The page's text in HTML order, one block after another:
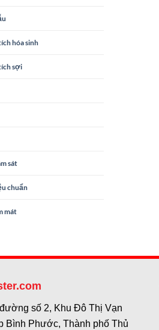
hóa sinh
sợi
sát
chuẩn
mát
số 2, Khu Đô Thị Vạn
Bình Phước, Thành phố Thủ